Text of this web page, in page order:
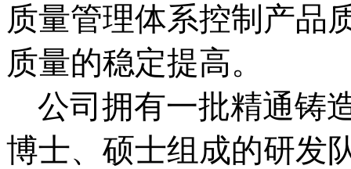
质量管理体系控制产品
质量的稳定提高。
公司拥有一批精通铸
博士、硕士组成的研发